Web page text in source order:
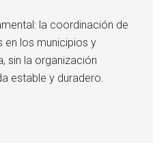
la coordinación de
en los municipios y
sin la organización
estable y duradero.